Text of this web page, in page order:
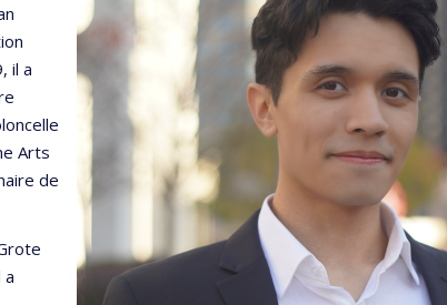
il a
Arts
de
a